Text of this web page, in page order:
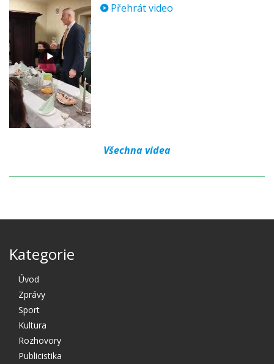
Přehrát video
Všechna videa
Kategorie
Úvod
Zprávy
Sport
Kultura
Rozhovory
Publicistika